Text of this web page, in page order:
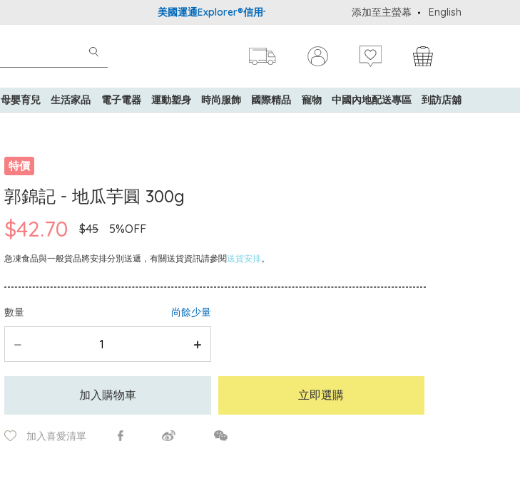
美國運通Explorer®信用卡會員購物禮遇：高達5%簽賬回贈！ 購買一般貨品(冷凍食
添加至主螢幕 English
母嬰育兒 生活家品 電子電器 運動塑身 時尚服飾 國際精品 寵物 中國內地配送專區 到訪店舖
特價
郭錦記 - 地瓜芋圓 300g
$42.70 $45 5%OFF
急凍食品與一般貨品將安排分別送遞，有關送貨資訊請參閱送貨安排。
數量 尚餘少量
加入購物車 立即選購
加入喜愛清單